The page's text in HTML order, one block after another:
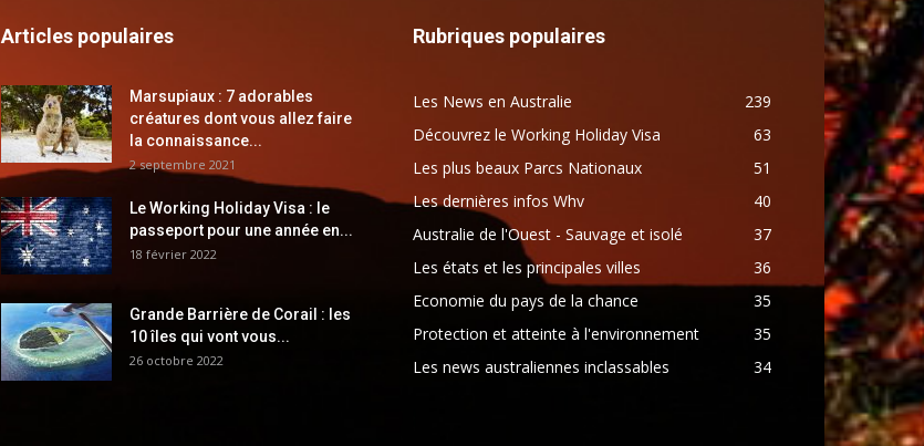
Articles populaires
Marsupiaux : 7 adorables
créatures dont vous allez faire
la connaissance...
2 septembre 2021
Le Working Holiday Visa : le
passeport pour une année en...
18 février 2022
Grande Barrière de Corail : les
10 îles qui vont vous...
26 octobre 2022
Rubriques populaires
Les News en Australie
239
Découvrez le Working Holiday Visa
63
Les plus beaux Parcs Nationaux
51
Les dernières infos Whv
40
Australie de l'Ouest - Sauvage et isolé
37
Les états et les principales villes
36
Economie du pays de la chance
35
Protection et atteinte à l'environnement
35
Les news australiennes inclassables
34